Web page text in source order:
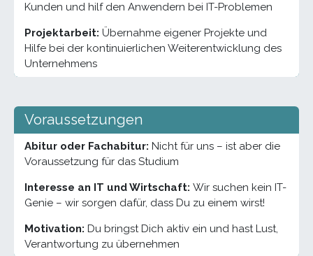
Kunden und hilf den Anwendern bei IT-Problemen
Projektarbeit: Übernahme eigener Projekte und
Hilfe bei der kontinuierlichen Weiterentwicklung des
Unternehmens
Voraussetzungen
Abitur oder Fachabitur: Nicht für uns – ist aber die
Voraussetzung für das Studium
Interesse an IT und Wirtschaft: Wir suchen kein IT-
Genie – wir sorgen dafür, dass Du zu einem wirst!
Motivation: Du bringst Dich aktiv ein und hast Lust,
Verantwortung zu übernehmen